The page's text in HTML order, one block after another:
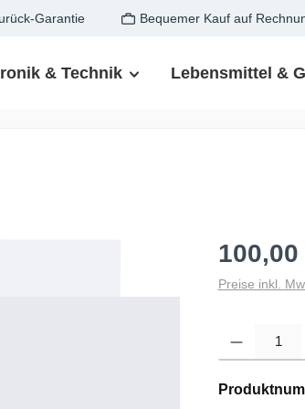
Garantie Bequemer Kauf auf
& Technik Lebensmittel &
100,00
Preise inkl.